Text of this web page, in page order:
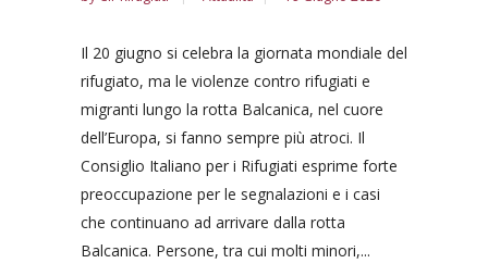
Il 20 giugno si celebra la giornata mondiale del
rifugiato, ma le violenze contro rifugiati e
migranti lungo la rotta Balcanica, nel cuore
dell’Europa, si fanno sempre più atroci. Il
Consiglio Italiano per i Rifugiati esprime forte
preoccupazione per le segnalazioni e i casi
che continuano ad arrivare dalla rotta
Balcanica. Persone, tra cui molti minori,...